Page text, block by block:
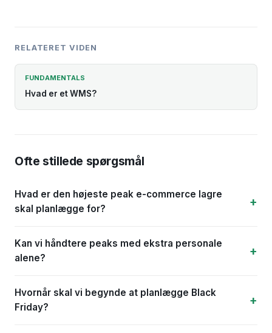
RELATERET VIDEN
FUNDAMENTALS
Hvad er et WMS?
Ofte stillede spørgsmål
Hvad er den højeste peak e-commerce lagre
skal planlægge for?
Kan vi håndtere peaks med ekstra personale
alene?
Hvornår skal vi begynde at planlægge Black
Friday?